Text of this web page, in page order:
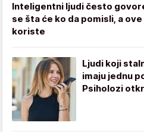
Inteligentni ljudi često
se šta će ko da pomisli, a
koriste
Ljudi koji
imaju jednu
Psiholozi